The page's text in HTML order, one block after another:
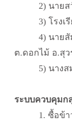
2) นายสวั
3) โรงเรี
4) นายสัมพั
ต.ดอกไม้ อ.สุ
5) นางสม
ระบบควบคุมก
1. ซื้อข้าวจ